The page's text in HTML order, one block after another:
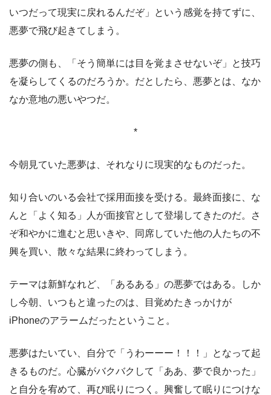
いつだって現実に戻れるんだぞ」という感覚を持てずに、
悪夢で飛び起きてしまう。
悪夢の側も、「そう簡単には目を覚まさせないぞ」と技巧
を凝らしてくるのだろうか。だとしたら、悪夢とは、なか
なか意地の悪いやつだ。
*
今朝見ていた悪夢は、それなりに現実的なものだった。
知り合いのいる会社で採用面接を受ける。最終面接に、な
んと「よく知る」人が面接官として登場してきたのだ。さ
ぞ和やかに進むと思いきや、同席していた他の人たちの不
興を買い、散々な結果に終わってしまう。
テーマは新鮮なれど、「あるある」の悪夢ではある。しか
し今朝、いつもと違ったのは、目覚めたきっかけが
iPhoneのアラームだったということ。
悪夢はたいてい、自分で「うわーーー！！！」となって起
きるものだ。心臓がバクバクして「ああ、夢で良かった」
と自分を宥めて、再び眠りにつく。興奮して眠りにつけな